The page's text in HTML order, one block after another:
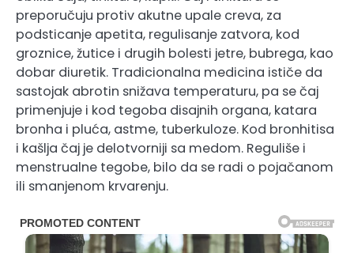
preporučuju protiv akutne upale creva, za
podsticanje apetita, regulisanje zatvora, kod
groznice, žutice i drugih bolesti jetre, bubrega, kao
dobar diuretik. Tradicionalna medicina ističe da
sastojak abrotin snižava temperaturu, pa se čaj
primenjuje i kod tegoba disajnih organa, katara
bronha i pluća, astme, tuberkuloze. Kod bronhitisa
i kašlja čaj je delotvorniji sa medom. Reguliše i
menstrualne tegobe, bilo da se radi o pojačanom
ili smanjenom krvarenju.